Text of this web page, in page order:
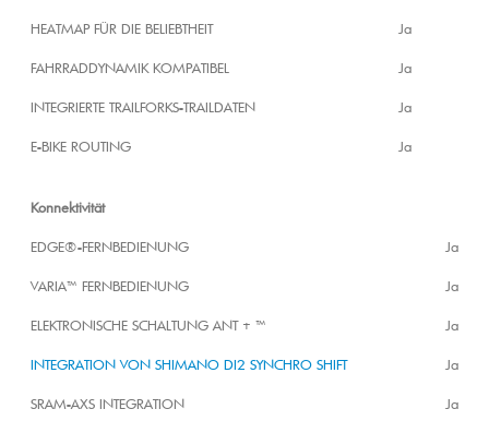
HEATMAP FÜR DIE BELIEBTHEIT Ja
FAHRRADDYNAMIK KOMPATIBEL Ja
INTEGRIERTE TRAILFORKS-TRAILDATEN Ja
E-BIKE ROUTING Ja
Konnektivität
EDGE®-FERNBEDIENUNG Ja
VARIA™ FERNBEDIENUNG Ja
ELEKTRONISCHE SCHALTUNG ANT + ™ Ja
INTEGRATION VON SHIMANO DI2 SYNCHRO SHIFT Ja
SRAM-AXS INTEGRATION Ja